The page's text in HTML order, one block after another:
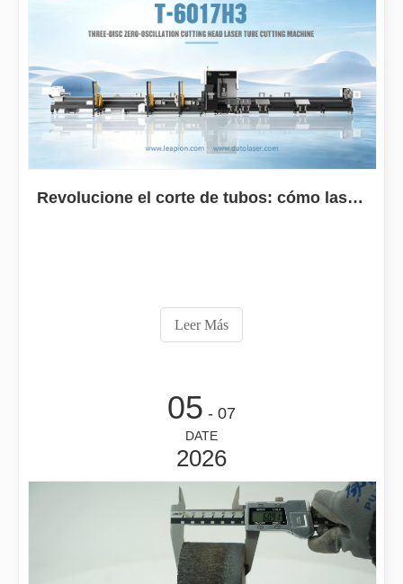
Guía 2026: Cómo las máquinas cortadoras de tubos por láser
Revolucione el corte de tubos: cómo las máquinas cortadoras de tubos por láser transforman la fabricación
Leer Más
05 - 07
DATE
2026